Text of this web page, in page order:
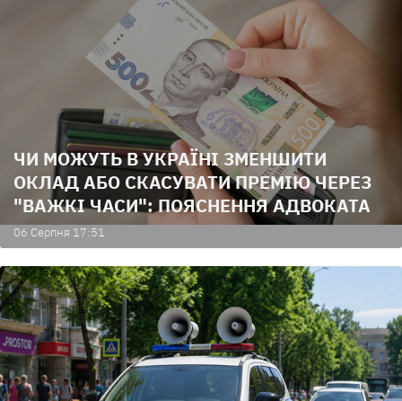
ЧИ МОЖУТЬ В УКРАЇНІ ЗМЕНШИТИ
ОКЛАД АБО СКАСУВАТИ ПРЕМІЮ ЧЕРЕЗ
"ВАЖКІ ЧАСИ": ПОЯСНЕННЯ АДВОКАТА
06 Серпня 17:51